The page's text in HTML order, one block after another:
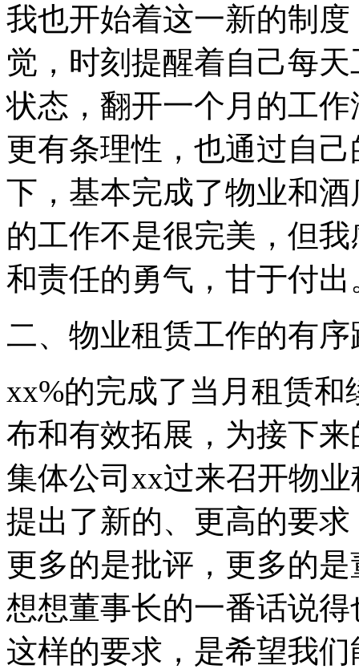
我也开始着这一新的制
觉，时刻提醒着自己每
状态，翻开一个月的工
更有条理性，也通过自
下，基本完成了物业和
的工作不是很完美，但
和责任的勇气，甘于付出
二、物业租赁工作的有序
xx%的完成了当月租赁
布和有效拓展，为接下
集体公司xx过来召开物
提出了新的、更高的要
更多的是批评，更多的
想想董事长的一番话说
这样的要求，是希望我